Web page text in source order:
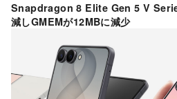
Snapdragon 8 Elite Gen 5 V
減しGMEMが12MBに減少